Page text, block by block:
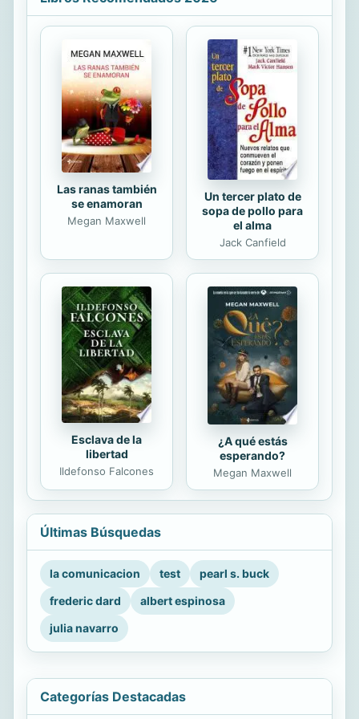
del marqués de Sheen. Encantado e
intrigado, Nicholas no
desaprovecharía semejante
ocasión...
Las ranas también
se enamoran
Megan Maxwell
Un tercer plato de
sopa de pollo para
el alma
Jack Canfield
Esclava de la
libertad
Ildefonso Falcones
¿A qué estás
esperando?
Megan Maxwell
Últimas Búsquedas
la comunicacion test
pearl s. buck
frederic dard
albert espinosa
julia navarro
Categorías Destacadas